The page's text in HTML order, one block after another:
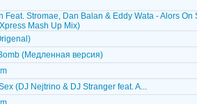
Feat. Stromae, Dan Balan & Eddy Wata - Alors On
Mash Up Mix)
(Медленная версия)
(DJ Nejtrino & DJ Stranger feat. A...